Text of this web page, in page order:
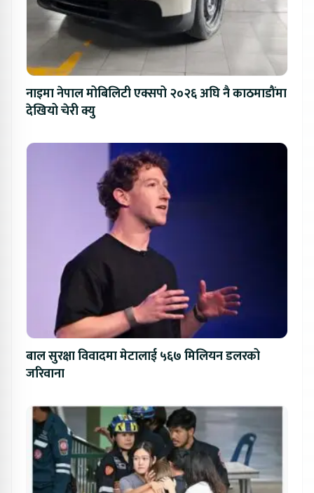
नाइमा नेपाल मोबिलिटी एक्सपो २०२६ अघि नै काठमाडौंमा
देखियो चेरी क्यु
बाल सुरक्षा विवादमा मेटालाई ५६७ मिलियन डलरको
जरिवाना